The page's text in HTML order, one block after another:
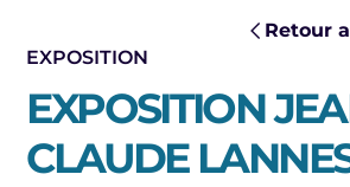
EXPOSITION
Retour
EXPOSITION
CLAUDE